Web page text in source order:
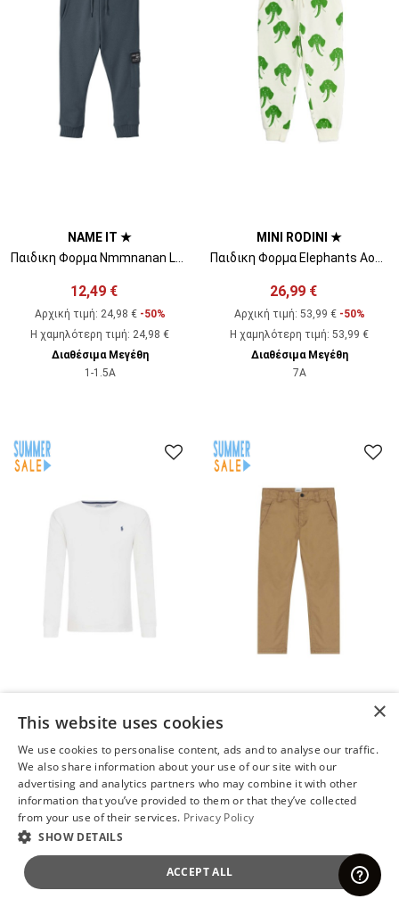
NAME IT ★
12,49 €
Αρχική τιμή: 24,98 € -50%
Η χαμηλότερη τιμή: 24,98 €
Διαθέσιμα Μεγέθη
1-1.5A
MINI RODINI ★
26,99 €
Αρχική τιμή: 53,99 € -50%
Η χαμηλότερη τιμή: 53,99 €
Διαθέσιμα Μεγέθη
7A
RALPH LAUREN K
Παιδικη Μπλουζα 910212002 A 900 white
30,49 €
Αρχική τιμή:
3A
HUGO K ★
55,49 €
Αρχική τιμή:
Διαθέσιμα Μεγέθη
8A
×
This website uses cookies
We use cookies to personalise content, ads and to analyse our traffic.
We also share information about your use of our site with our
advertising and analytics partners who may combine it with other
information that you’ve provided to them or that they’ve collected
from your use of their services. Privacy Policy
SHOW DETAILS
ACCEPT ALL